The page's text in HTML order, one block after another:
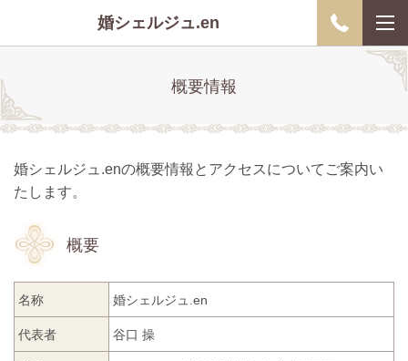
婚シェルジュ.en
概要情報
婚シェルジュ.enの概要情報とアクセスについてご案内い
たします。
概要
名称 婚シェルジュ.en
代表者 谷口 操